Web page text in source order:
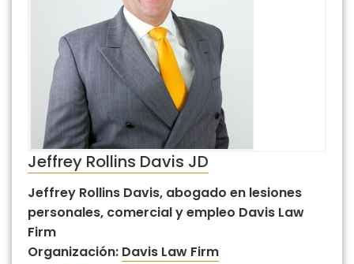
Jeffrey Rollins Davis JD
Jeffrey Rollins Davis, abogado en lesiones
personales, comercial y empleo Davis Law
Firm
Organización: Davis Law Firm